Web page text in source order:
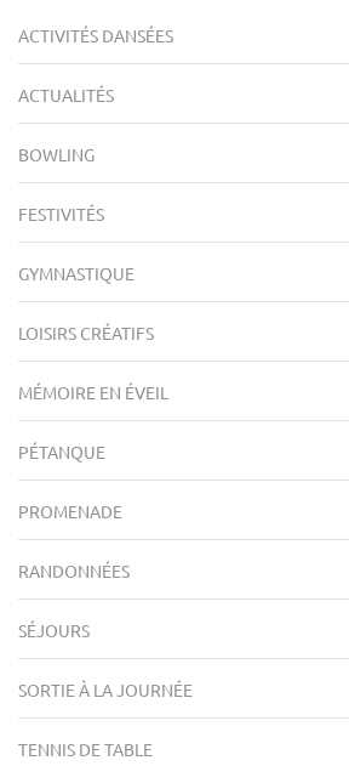
ACTIVITÉS DANSÉES
ACTUALITÉS
BOWLING
FESTIVITÉS
GYMNASTIQUE
LOISIRS CRÉATIFS
MÉMOIRE EN ÉVEIL
PÉTANQUE
PROMENADE
RANDONNÉES
SÉJOURS
SORTIE À LA JOURNÉE
TENNIS DE TABLE